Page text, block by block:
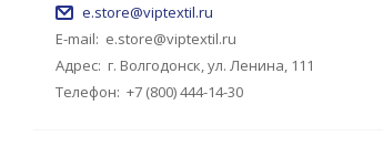
e.store@viptextil.ru
E-mail: e.store@viptextil.ru
Адрес: г. Волгодонск, ул. Ленина, 111
Телефон: +7 (800) 444-14-30